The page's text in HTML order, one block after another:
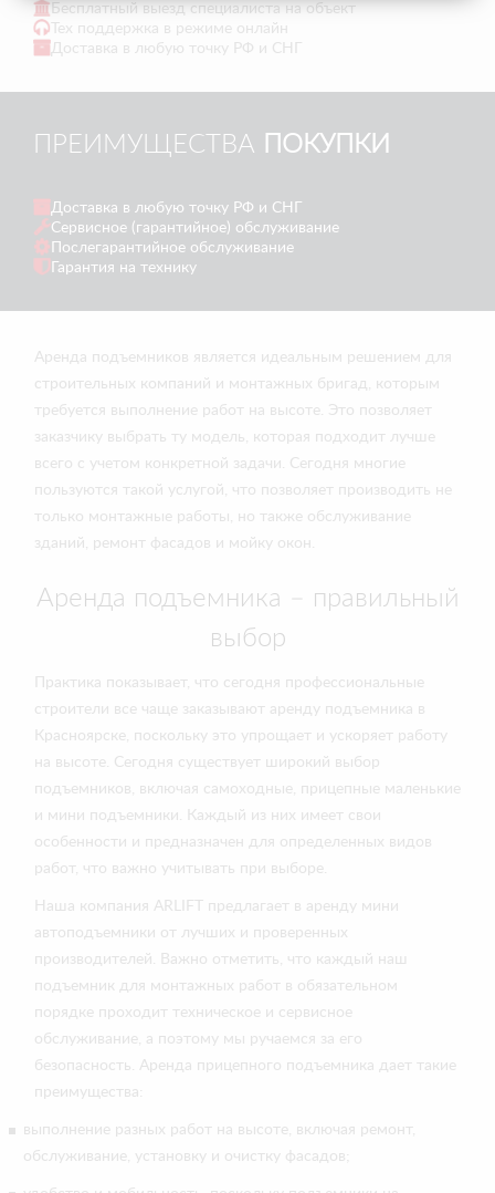
Бесплатный выезд специалиста на объект
Тех поддержка в режиме онлайн
Доставка в любую точку РФ и СНГ
ПРЕИМУЩЕСТВА ПОКУПКИ
Доставка в любую точку РФ и СНГ
Сервисное (гарантийное) обслуживание
Послегарантийное обслуживание
Гарантия на технику
Аренда подъемников является идеальным решением для
строительных компаний и монтажных бригад, которым
требуется выполнение работ на высоте. Это позволяет
заказчику выбрать ту модель, которая подходит лучше
всего с учетом конкретной задачи. Сегодня многие
пользуются такой услугой, что позволяет производить не
только монтажные работы, но также обслуживание
зданий, ремонт фасадов и мойку окон.
Аренда подъемника – правильный
выбор
Практика показывает, что сегодня профессиональные
строители все чаще заказывают аренду подъемника в
Красноярске, поскольку это упрощает и ускоряет работу
на высоте. Сегодня существует широкий выбор
подъемников, включая самоходные, прицепные маленькие
и мини подъемники. Каждый из них имеет свои
особенности и предназначен для определенных видов
работ, что важно учитывать при выборе.
Наша компания ARLIFT предлагает в аренду мини
автоподъемники от лучших и проверенных
производителей. Важно отметить, что каждый наш
подъемник для монтажных работ в обязательном
порядке проходит техническое и сервисное
обслуживание, а поэтому мы ручаемся за его
безопасность. Аренда прицепного подъемника дает такие
преимущества:
выполнение разных работ на высоте, включая ремонт,
обслуживание, установку и очистку фасадов;